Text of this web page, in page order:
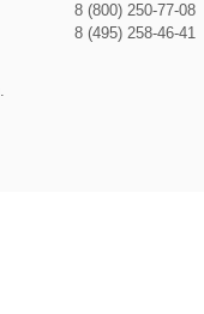
8 (800) 250-77-08
8 (495) 258-46-41